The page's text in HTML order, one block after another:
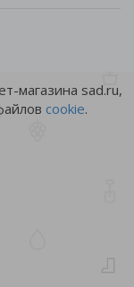
магазина sad.ru,
cookie.